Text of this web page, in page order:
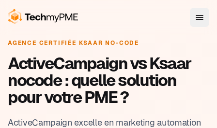
AGENCE CERTIFIÉE KSAAR NO-CODE
ActiveCampaign vs Ksaar
nocode : quelle solution
pour votre PME ?
ActiveCampaign excelle en marketing automation